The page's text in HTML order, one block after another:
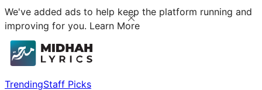
We've added ads to help keep the platform running and
improving for you. Learn More
TrendingStaff Picks